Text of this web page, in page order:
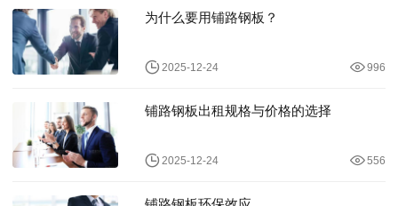
为什么要用铺路钢板？
2025-12-24 996
铺路钢板出租规格与价格的选择
2025-12-24 556